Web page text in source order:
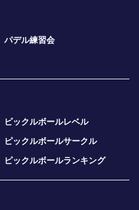
パデル練習会
ピックルボールレベル
ピックルボールサークル
ピックルボールランキング